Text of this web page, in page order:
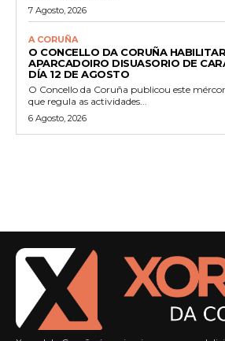
7 Agosto, 2026
A CORUÑA
O CONCELLO DA CORUÑA
APARCADOIRO DISUASORIO DE
DÍA 12 DE AGOSTO
O Concello da Coruña publicou este
que regula as actividades...
6 Agosto, 2026